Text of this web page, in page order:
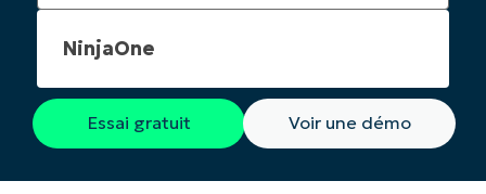
NinjaOne
Essai gratuit Voir une démo